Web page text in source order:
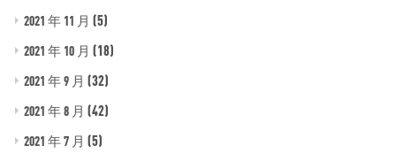
2021 年 11 月 (5)
2021 年 10 月 (18)
2021 年 9 月 (32)
2021 年 8 月 (42)
2021 年 7 月 (5)